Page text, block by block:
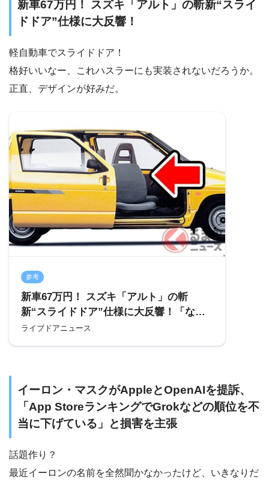
新車67万円！ スズキ「アルト」の斬新“スライ
ドドア”仕様に大反響！
軽自動車でスライドドア！
格好いいなー、これハスラーにも実装されないだろうか。
正直、デザインが好みだ。
参考
新車67万円！ スズキ「アルト」の斬
新“スライドドア”仕様に大反響！「なに
これ面白い！」「衝撃的すぎ…」「スズ
載) – ライブドアニュース
ライブドアニュース
イーロン・マスクがAppleとOpenAIを提訴、
「App StoreランキングでGrokなどの順位を不
当に下げている」と損害を主張
話題作り？
最近イーロンの名前を全然聞かなかったけど、いきなりだ